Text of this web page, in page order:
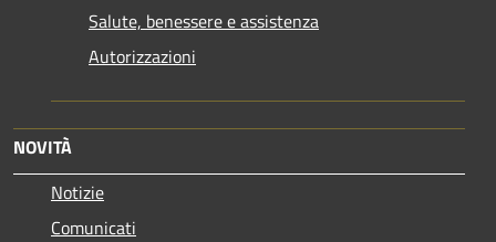
Salute, benessere e assistenza
Autorizzazioni
NOVITÀ
Notizie
Comunicati